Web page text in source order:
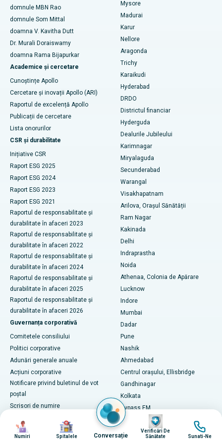
Găsește un psiholog
Găsiți un chirurg generalist
Cel mai bun spital din Unitatea 15, Bhubaneswar
Cel mai bun spital din Seepat Road, Bilaspur
Cel mai bun spital din Ellisbridge, Ahmedabad
Cel mai bun spital din New Delhi
Cel mai bun spital din DRDO, Hyderabad
Cel mai bun spital din GS Road, Guwahati
Cel mai bun spital din Hyderguda, Hyderabad
Cel mai bun spital din Vijay Nagar, Indore
Cel mai bun spital din Suryaraopeta Main Road, Kakinada
Cel mai bun spital din Canal Circular Road, Kolkata
Cel mai bun spital din CBD-ul Belapur, Navi Mumbai
Cel mai bun spital din Panchavati, Nashik
Cel mai bun spital din Secunderabad, Hyderabad
Cel mai bun spital din Seshadripuram, Bangalore
Cel mai bun spital din Waltair Main Road, Visakhapatnam
Cel mai bun spital din Subhash Nagar Road, Karimnagar
Cel mai bun spital din Managari, Karaikudi
Cel mai bun spital din Arepally, Warangal
Cel mai bun spital din colonia Arera, Bhopal
Cel mai bun spital din Jayanagar, Bangalore
Cel mai bun spital din KK Nagar, Madurai
Cel mai bun spital din Ramji Nagar, Nellore
Embolizarea arterelor uterine
Cistectomia ovariană
Breast Cancer Surgery
brahiterapie
polipectomie
Stimularea creierului profund
Biopsia rinichilor
paratiroidectomia
Chirurgie citoreductivă
Înlocuire totală de genunchi din ceramică
ERCP
domnule MBN Rao
domnule Som Mittal
doamna V. Kavitha Dutt
Dr. Murali Doraiswamy
doamna Rama Bijapurkar
Academice și cercetare
Cunoștințe Apollo
Cercetare și inovații Apollo (ARI)
Raportul de excelență Apollo
Publicații de cercetare
Lista onorurilor
CSR și durabilitate
Inițiative CSR
Raport ESG 2025
Raport ESG 2024
Raport ESG 2023
Raport ESG 2021
Raportul de responsabilitate și
durabilitate în afaceri 2023
Raportul de responsabilitate și
durabilitate în afaceri 2022
Raportul de responsabilitate și
durabilitate în afaceri 2024
Raportul de responsabilitate și
durabilitate în afaceri 2025
Raportul de responsabilitate și
durabilitate în afaceri 2026
Guvernanța corporativă
Comitetele consiliului
Politici corporative
Adunări generale anuale
Acțiuni corporative
Notificare privind buletinul de vot
poștal
Scrisori de numire
Rapoarte financiare
Mysore
Madurai
Karur
Nellore
Aragonda
Trichy
Karaikudi
Hyderabad
DRDO
Districtul financiar
Hyderguda
Dealurile Jubileului
Karimnagar
Miryalaguda
Secunderabad
Warangal
Visakhapatnam
Arilova, Orașul Sănătății
Ram Nagar
Kakinada
Delhi
Indraprastha
Noida
Athenaa, Colonia de Apărare
Lucknow
Indore
Mumbai
Dadar
Pune
Nashik
Ahmedabad
Centrul orașului, Ellisbridge
Gandhinagar
Kolkata
Bypass EM
Narendrapur
Guwahati
Imagine
Numiri
Imagine
Spitalele Conversație
Imagine
Verificări De
Sănătate
Imagine
Sunati-Ne